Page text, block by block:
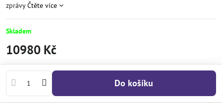
zprávyČtěte více
Skladem
10980 Kč
Do košíku